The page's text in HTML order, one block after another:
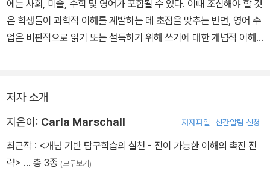
에는 사회, 미술, 수학 및 영어가 포함될 수 있다. 이때 조심해야 할 것
은 학생들이 과학적 이해를 계발하는 데 초점을 맞추는 반면, 영어 수
업은 비판적으로 읽기 또는 설득하기 위해 쓰기에 대한 개념적 이해
를 계발하지 않고 에너지 사용에 대해 읽는 데 소비되지 않도록 하는
저자 소개
지은이: Carla Marschall 저자파일 신간알림 신청
최근작 : <개념 기반 탐구학습의 실천 - 전이 가능한 이해의 촉진 전
략> … 총 3종 (모두보기)